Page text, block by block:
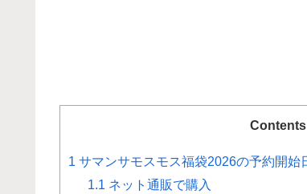
Contents
1 サマンサモスモス福袋2026の予約開始
1.1 ネット通販で購入